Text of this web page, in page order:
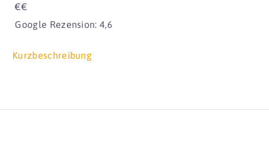
€€
Google Rezension: 4,6
Kurzbeschreibung